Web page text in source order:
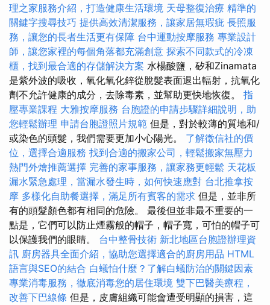
理之家服務介紹，打造健康生活環境 天母整復治療 精準的
關鍵字搜尋技巧 提供高效清潔服務，讓家居無瑕疵 長照服
務，讓您的長者生活更有保障 台中運動按摩服務 專業設計
師，讓您家裡的每個角落都充滿創意 探索不同款式的冷凍
櫃，找到最合適的存儲解決方案 水楊酸鹽，矽和Zinamata
是紫外波的吸收，氧化氧化鋅從脫髮表面退出輻射，抗氧化
劑不允許健康的成分，去除毒素，並幫助更快地恢復。 指
壓專業課程 大雅按摩服務 台胞證的申請步驟詳細說明，助
您輕鬆辦理 申請台胞證照片規範 但是，對於較薄的質地和/
或染色的頭髮，我們需要更加小心陽光。 了解徵信社的價
位，選擇合適服務 找到合適的搬家公司，輕鬆搬家無壓力
熱門外燴推薦選擇 完善的家事服務，讓家務更輕鬆 天花板
漏水緊急處理，當漏水發生時，如何快速應對 台北推拿按
摩 多樣化自助餐選擇，滿足所有賓客的需求 但是，並非所
有的頭髮顏色都有相同的危險。 最後但並非最不重要的一
點是，它們可以防止煙霧般的帽子，帽子寬，可怕的帽子可
以保護我們的眼睛。 台中整骨技術 新北地區台胞證辦理資
訊 廚房器具全面介紹，協助您選擇適合的廚房用品 HTML
語言與SEO的結合 白蟻怕什麼？了解白蟻防治的關鍵因素
專業消毒服務，徹底消毒您的居住環境 雙下巴醫美療程，
改善下巴線條 但是，皮膚組織可能會遭受明顯的損害，這